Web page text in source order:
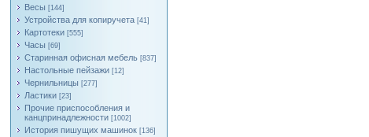
Весы [144]
Устройства для копиручета [41]
Картотеки [555]
Часы [69]
Старинная офисная мебель [837]
Настольные пейзажи [12]
Чернильницы [277]
Ластики [23]
Прочие приспособления и
канцпринадлежности [1002]
История пишущих машинок [136]